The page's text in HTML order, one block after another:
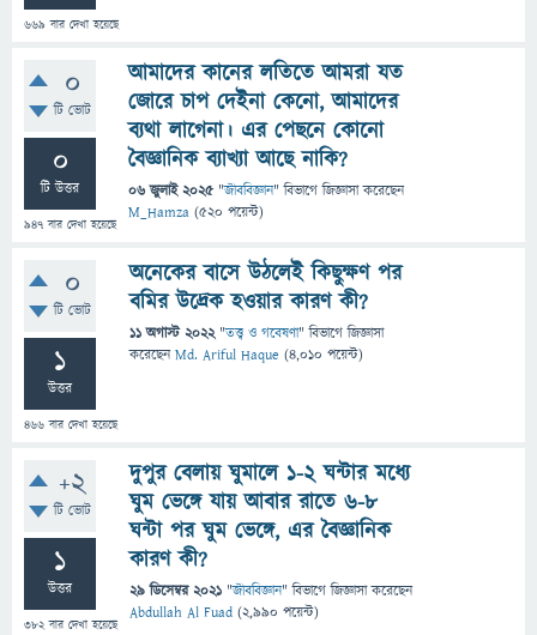
669 বার দেখা হয়েছে
0
টি ভোট
0
টি উত্তর
947 বার দেখা হয়েছে
আমাদের কানের লতিতে আমরা যত
জোরে চাপ দেইনা কেনো, আমাদের
ব্যথা লাগেনা। এর পেছনে কোনো
বৈজ্ঞানিক ব্যাখ্যা আছে নাকি?
06 জুলাই 2025 "জীববিজ্ঞান" বিভাগে জিজ্ঞাসাকরেছেন
M_Hamza (520 পয়েন্ট)
0
টি ভোট
1
উত্তর
466 বার দেখা হয়েছে
অনেকের বাসে উঠলেই কিছুক্ষণ পর
বমির উদ্রেক হওয়ার কারণ কী?
11 অগাস্ট 2022 "তত্ত্ব ও গবেষণা" বিভাগে জিজ্ঞাসা
করেছেনMd. Ariful Haque (4,010 পয়েন্ট)
+2
টি ভোট
1
উত্তর
382বার দেখা হয়েছে
দুপুর বেলায় ঘুমালে ১-২ ঘন্টার মধ্যে
ঘুম ভেঙ্গে যায় আবার রাতে ৬-৮
ঘন্টা পর ঘুম ভেঙ্গে, এর বৈজ্ঞানিক
কারণ কী?
29 ডিসেম্বর 2021 "জীববিজ্ঞান" বিভাগে জিজ্ঞাসাকরেছেন
Abdullah Al Fuad (2,990 পয়েন্ট)